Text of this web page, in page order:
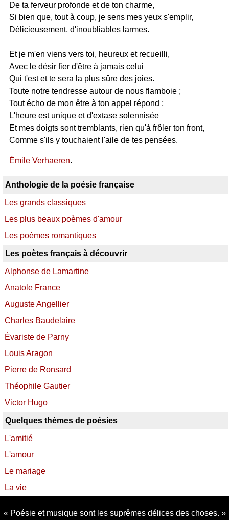
De ta ferveur profonde et de ton charme,
Si bien que, tout à coup, je sens mes yeux s'emplir,
Délicieusement, d'inoubliables larmes.
Et je m'en viens vers toi, heureux et recueilli,
Avec le désir fier d'être à jamais celui
Qui t'est et te sera la plus sûre des joies.
Toute notre tendresse autour de nous flamboie ;
Tout écho de mon être à ton appel répond ;
L'heure est unique et d'extase solennisée
Et mes doigts sont tremblants, rien qu'à frôler ton front,
Comme s'ils y touchaient l'aile de tes pensées.
Émile Verhaeren.
Anthologie de la poésie française
Les grands classiques
Les plus beaux poèmes d'amour
Les poèmes romantiques
Les poètes français à découvrir
Alphonse de Lamartine
Anatole France
Auguste Angellier
Charles Baudelaire
Évariste de Parny
Louis Aragon
Pierre de Ronsard
Théophile Gautier
Victor Hugo
Quelques thèmes de poésies
L'amitié
L'amour
Le mariage
La vie
Poésie et musique sont les suprêmes délices des choses.